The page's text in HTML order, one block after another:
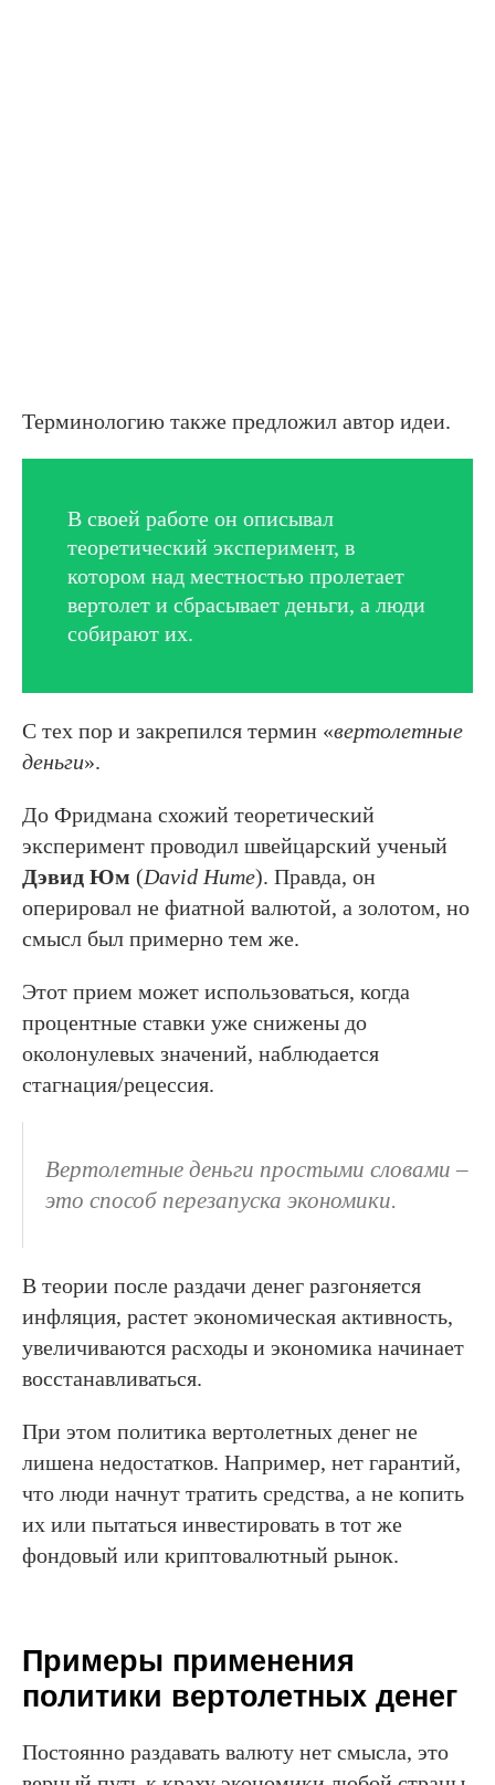
Терминологию также предложил автор идеи.
В своей работе он описывал
теоретический эксперимент, в
котором над местностью пролетает
вертолет и сбрасывает деньги, а люди
собирают их.
С тех пор и закрепился термин «вертолетные
деньги».
До Фридмана схожий теоретический
эксперимент проводил швейцарский ученый
Дэвид Юм (David Hume). Правда, он
оперировал не фиатной валютой, а золотом, но
смысл был примерно тем же.
Этот прием может использоваться, когда
процентные ставки уже снижены до
околонулевых значений, наблюдается
стагнация/рецессия.
Вертолетные деньги простыми словами –
это способ перезапуска экономики.
В теории после раздачи денег разгоняется
инфляция, растет экономическая активность,
увеличиваются расходы и экономика начинает
восстанавливаться.
При этом политика вертолетных денег не
лишена недостатков. Например, нет гарантий,
что люди начнут тратить средства, а не копить
их или пытаться инвестировать в тот же
фондовый или криптовалютный рынок.
Примеры применения
политики вертолетных денег
Постоянно раздавать валюту нет смысла, это